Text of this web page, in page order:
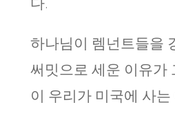
다.
하나님이 렘넌트들을
써밋으로 세운 이유가
이 우리가 미국에 사는